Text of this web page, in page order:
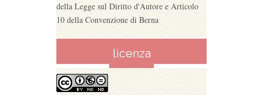
della Legge sul Diritto d'Autore e Articolo
10 della Convenzione di Berna
licenza